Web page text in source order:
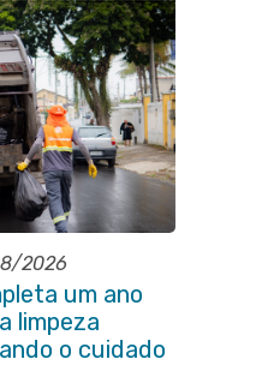
2026
um ano
limpeza
o cuidado